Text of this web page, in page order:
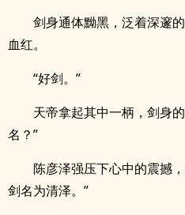
剑身通体黝黑，泛着深邃
血红。
“好剑。”
天帝拿起其中一柄，剑身
名？”
陈彦泽强压下心中的震撼
剑名为清泽。”